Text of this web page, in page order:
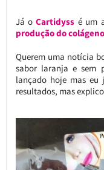
Já oCartidyss é um
produção do
Querem uma notícia
sabor laranja e sem
lançado hoje mas
resultados, mas